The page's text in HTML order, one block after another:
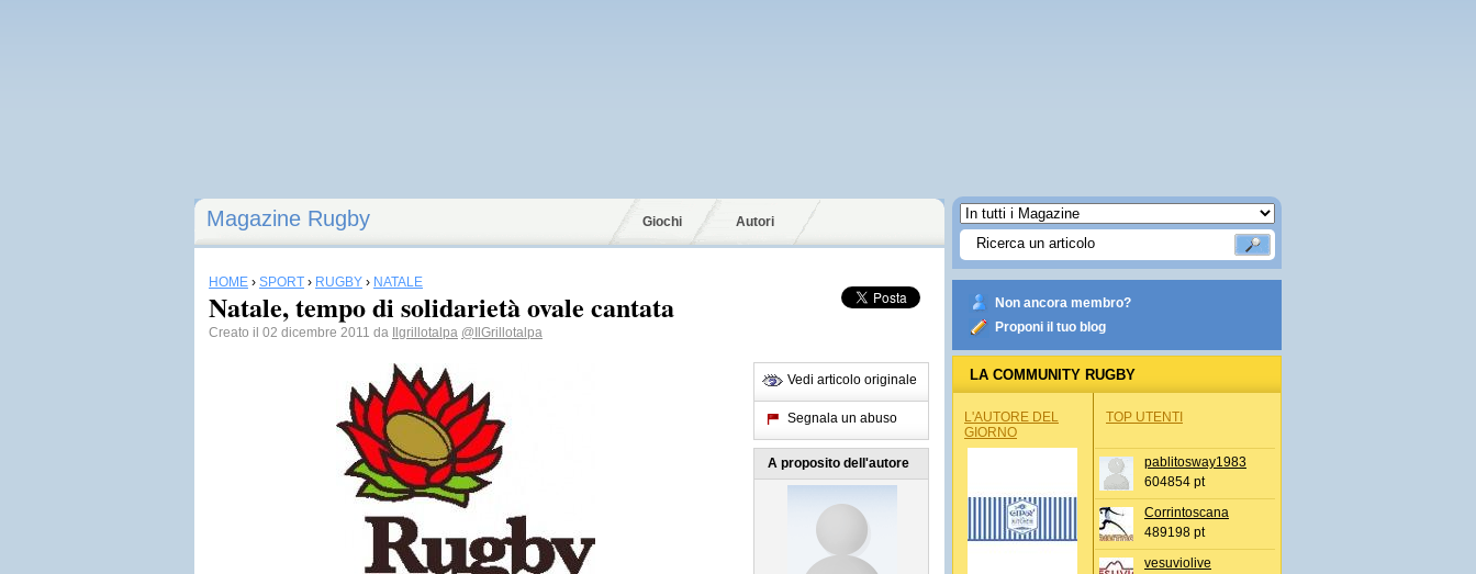
Magazine Rugby Giochi Autori
HOME › SPORT › RUGBY › NATALE
Natale, tempo di solidarietà ovale cantata
Creato il 02 dicembre 2011 da Ilgrillotalpa @IlGrillotalpa
Vedi articolo originale
Segnala un abuso
A proposito dell'autore
Non ancora membro?
Proponi il tuo blog
LA COMMUNITY RUGBY
L'AUTORE DEL
GIORNO
TOP UTENTI
pablitosway1983
604854 pt
Corrintoscana
489198 pt
vesuviolive